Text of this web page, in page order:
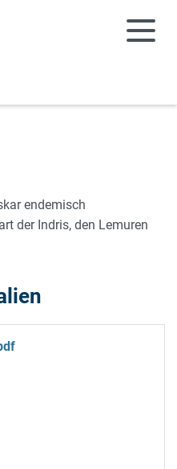
endemisch
der Indris, den Lemuren